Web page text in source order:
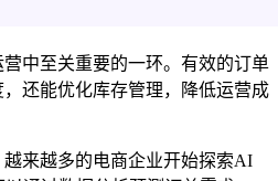
中至关重要的一环。有效的订单
还能优化库存管理，降低运营成
来越多的电商企业开始探索AI